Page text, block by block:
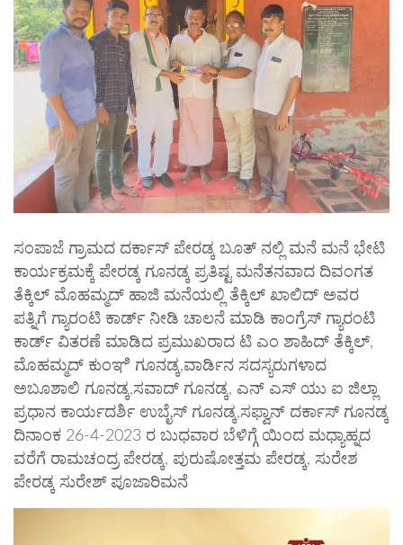
ಸಂಪಾಜೆ ಗ್ರಾಮದ ದರ್ಕಾಸ್ ಪೇರಡ್ಕ ಬೂತ್ ನಲ್ಲಿ ಮನೆ ಮನೆ ಭೇಟಿ
ಕಾರ್ಯಕ್ರಮಕ್ಕೆ ಪೇರಡ್ಕ ಗೂನಡ್ಕ ಪ್ರತಿಷ್ಟ ಮನೆತನವಾದ ದಿವಂಗತ
ತೆಕ್ಕಿಲ್ ಮೊಹಮ್ಮದ್ ಹಾಜಿ ಮನೆಯಲ್ಲಿ ತೆಕ್ಕಿಲ್ ಖಾಲಿದ್ ಅವರ
ಪತ್ನಿಗೆ ಗ್ಯಾರಂಟಿ ಕಾರ್ಡ್ ನೀಡಿ ಚಾಲನೆ ಮಾಡಿ ಕಾಂಗ್ರೆಸ್ ಗ್ಯಾರಂಟಿ
ಕಾರ್ಡ್ ವಿತರಣೆ ಮಾಡಿದ ಪ್ರಮುಖರಾದ ಟಿ ಎಂ ಶಾಹಿದ್ ತೆಕ್ಕಿಲ್,
ಮೊಹಮ್ಮದ್ ಕುಂಞಿ ಗೂನಡ್ಕ,ವಾರ್ಡಿನ ಸದಸ್ಯರುಗಳಾದ
ಅಬೂಶಾಲಿ ಗೂನಡ್ಕ,ಸವಾದ್ ಗೂನಡ್ಕ, ಎನ್ ಎಸ್ ಯು ಐ ಜಿಲ್ಲಾ
ಪ್ರಧಾನ ಕಾರ್ಯದರ್ಶಿ ಉಬೈಸ್ ಗೂನಡ್ಕ,ಸಫ್ವಾನ್ ದರ್ಕಾಸ್ ಗೂನಡ್ಕ
ದಿನಾಂಕ 26-4-2023 ರ ಬುಧವಾರ ಬೆಳಿಗ್ಗೆ ಯಿಂದ ಮಧ್ಯಾಹ್ನದ
ವರೆಗೆ ರಾಮಚಂದ್ರ ಪೇರಡ್ಕ, ಪುರುಷೋತ್ತಮ ಪೇರಡ್ಕ, ಸುರೇಶ
ಪೇರಡ್ಕ ಸುರೇಶ್ ಪೂಜಾರಿಮನೆ